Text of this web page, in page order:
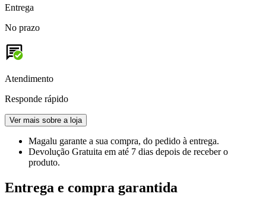
Entrega
No prazo
Atendimento
Responde rápido
Ver mais sobre a loja
Magalu garante a sua compra, do pedido à entrega.
Devolução Gratuita em até 7 dias depois de receber o
produto.
Entrega e compra garantida